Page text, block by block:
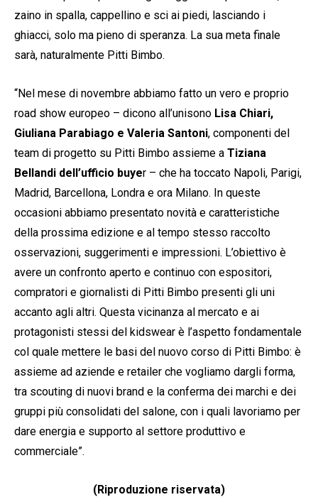
zaino in spalla, cappellino e sci ai piedi, lasciando i
ghiacci, solo ma pieno di speranza. La sua meta finale
sarà, naturalmente Pitti Bimbo.
“Nel mese di novembre abbiamo fatto un vero e proprio
road show europeo – dicono all’unisono Lisa Chiari,
Giuliana Parabiago e Valeria Santoni, componenti del
team di progetto su Pitti Bimbo assieme a Tiziana
Bellandi dell’ufficio buyer – che ha toccato Napoli, Parigi,
Madrid, Barcellona, Londra e ora Milano. In queste
occasioni abbiamo presentato novità e caratteristiche
della prossima edizione e al tempo stesso raccolto
osservazioni, suggerimenti e impressioni. L’obiettivo è
avere un confronto aperto e continuo con espositori,
compratori e giornalisti di Pitti Bimbo presenti gli uni
accanto agli altri. Questa vicinanza al mercato e ai
protagonisti stessi del kidswear è l’aspetto fondamentale
col quale mettere le basi del nuovo corso di Pitti Bimbo: è
assieme ad aziende e retailer che vogliamo dargli forma,
tra scouting di nuovi brand e la conferma dei marchi e dei
gruppi più consolidati del salone, con i quali lavoriamo per
dare energia e supporto al settore produttivo e
commerciale”.
(Riproduzione riservata)